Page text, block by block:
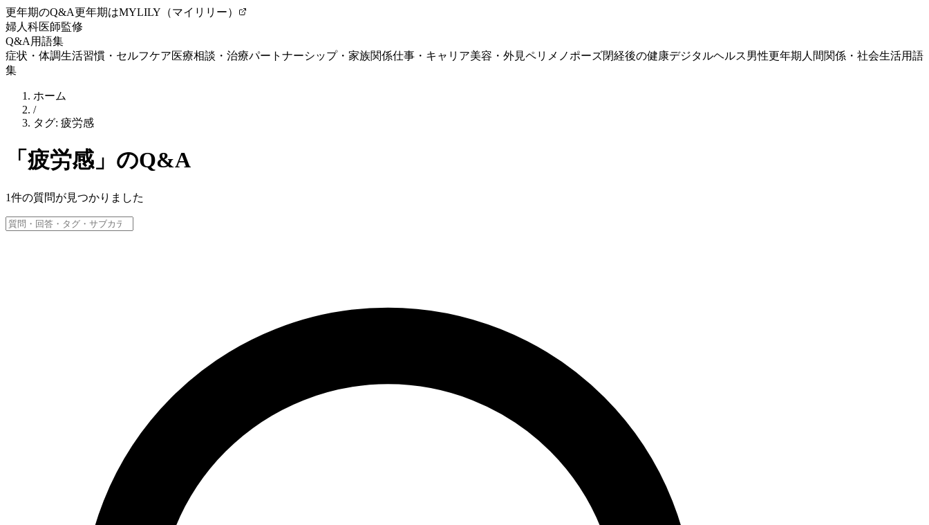
更年期のQ&A更年期はMYLILY（マイリリー）
婦人科医師監修
Q&A 用語集
症状・体調生活習慣・セルフケア医療相談・治療パートナーシップ・家族関係仕事・キャリア美容・外見ペリメノポーズ閉経後の健康デジタルヘルス男性更年期 人間関係・社会生活用語
集
ホーム
/
タグ: 疲労感
「 疲労感」のQ&A
1件の質問が見つかりました